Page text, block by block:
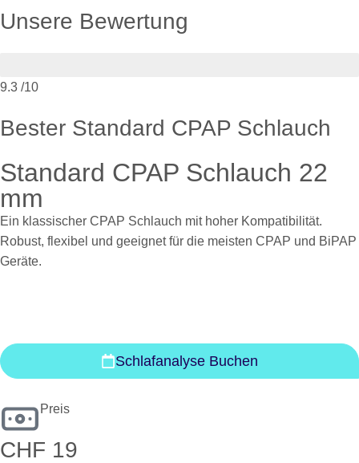
Unsere Bewertung
9.3 /10
Bester Standard CPAP Schlauch
Standard CPAP Schlauch 22
mm
Ein klassischer CPAP Schlauch mit hoher Kompatibilität.
Robust, flexibel und geeignet für die meisten CPAP und BiPAP
Geräte.
Schlafanalyse Buchen
Preis
CHF 19